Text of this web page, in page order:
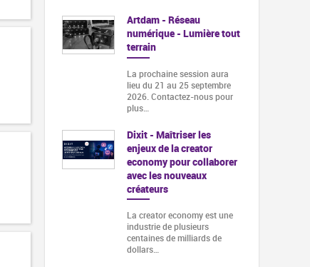
Artdam - Réseau
numérique - Lumière tout
terrain
La prochaine session aura
lieu du 21 au 25 septembre
2026. Contactez-nous pour
plus…
Dixit - Maîtriser les
enjeux de la creator
economy pour collaborer
avec les nouveaux
créateurs
La creator economy est une
industrie de plusieurs
centaines de milliards de
dollars…